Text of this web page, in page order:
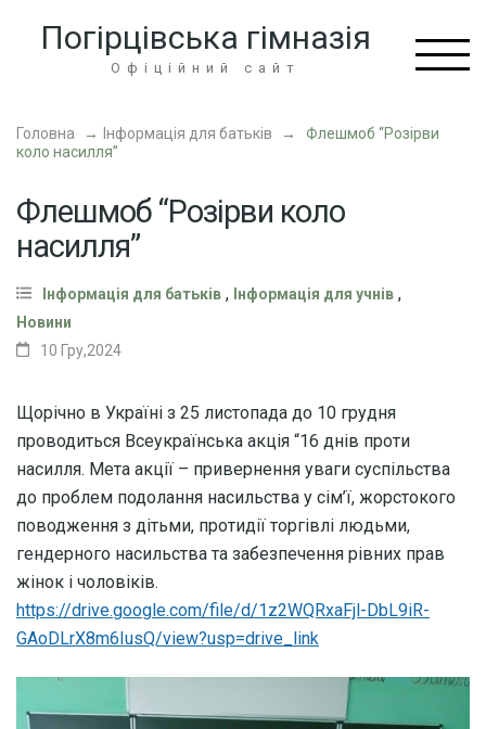
Enter)
Погірцівська гімназія
Офіційний сайт
Головна → Інформація для батьків →
Флешмоб “Розірви
коло насилля”
Флешмоб “Розірви коло
насилля”
Інформація для батьків , Інформація для учнів ,
Новини
10 Гру,2024
Щорічно в Україні з 25 листопада до 10 грудня
проводиться Всеукраїнська акція “16 днів проти
насилля. Мета акції – привернення уваги суспільства
до проблем подолання насильства у сім’ї, жорстокого
поводження з дітьми, протидії торгівлі людьми,
гендерного насильства та забезпечення рівних прав
жінок і чоловіків.
https://drive.google.com/file/d/1z2WQRxaFjl-DbL9iR-
GAoDLrX8m6IusQ/view?usp=drive_link